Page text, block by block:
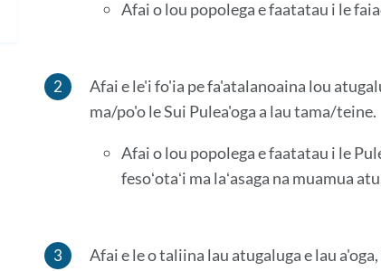
Afai o lou popolega e faatatau i le
Afai e le'i fo'ia pe fa'atalanoaina lou
ma/po'o le Sui Pulea'oga a lau tama/teine.
Afai o lou popolega e faatatau i le
fesoʻotaʻi ma laʻasaga na muamua
Afai e le o taliina lau atugaluga e lau